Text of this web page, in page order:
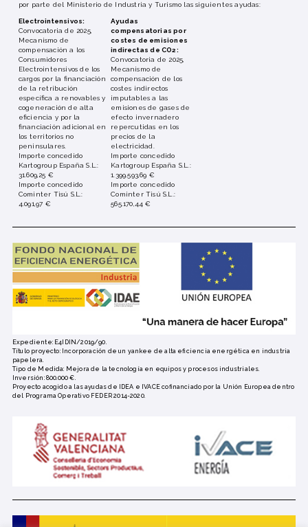
por parte del Ministerio de Industria y Turismo las siguientes ayudas:
Electrointensivos:
Convocatoria de 2025,
Mecanismo de
compensación a los
Consumidores
Electrointensivos de los
cargos por la financiación
de la retribución
específica a renovables y
cogeneración de alta
eficiencia y por la
financiación adicional en
los territorios no
peninsulares.
Importe concedido
Kartogroup España S.L.:
31.609,25 €
Importe concedido
Cominter Tisú S.L.:
4.091,97 €
Ayudas
compensatorias por
costes de emisiones
indirectas de CO2:
Convocatoria de 2025,
Mecanismo de
compensación de los
costes indirectos
imputables a las
emisiones de gases de
efecto invernadero
repercutidas en los
precios de la
electricidad.
Importe concedido
Kartogroup España S.L.:
1.399.593,69 €
Importe concedido
Cominter Tisú S.L.:
565.170,44 €
Expediente: E4IDIN/2019/90.
Título proyecto: Incorporación de un yankee de alta eficiencia energética en industria
papelera.
Tipo de Medida: Mejora de la tecnología en equipos y procesos industriales.
Inversión: 800.000 €.
Proyecto acogido a las ayudas de IDEA e IVACE cofinanciado por la Unión Europea dentro
del Programa Operativo FEDER 2014-2020.